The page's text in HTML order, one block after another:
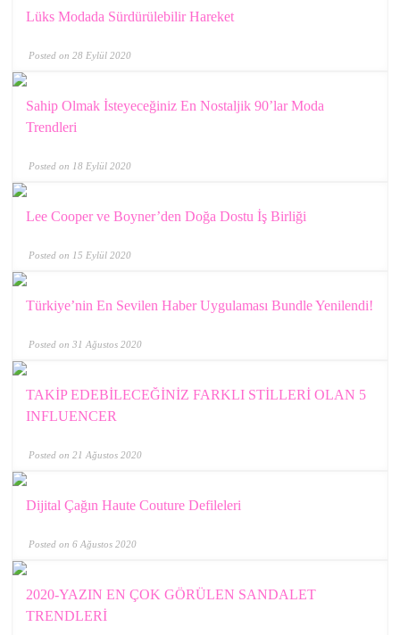
Lüks Modada Sürdürülebilir Hareket
Posted on 28 Eylül 2020
Sahip Olmak İsteyeceğiniz En Nostaljik 90’lar Moda
Trendleri
Posted on 18 Eylül 2020
Lee Cooper ve Boyner’den Doğa Dostu İş Birliği
Posted on 15 Eylül 2020
Türkiye’nin En Sevilen Haber Uygulaması Bundle Yenilendi!
Posted on 31 Ağustos 2020
TAKİP EDEBİLECEĞİNİZ FARKLI STİLLERİ OLAN 5
INFLUENCER
Posted on 21 Ağustos 2020
Dijital Çağın Haute Couture Defileleri
Posted on 6 Ağustos 2020
2020-YAZIN EN ÇOK GÖRÜLEN SANDALET
TRENDLERİ